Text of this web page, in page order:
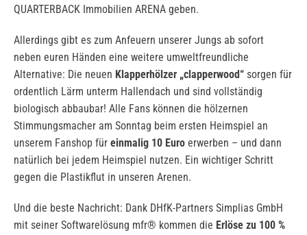
QUARTERBACK Immobilien ARENA geben.
Allerdings gibt es zum Anfeuern unserer Jungs ab sofort
neben euren Händen eine weitere umweltfreundliche
Alternative: Die neuen Klapperhölzer „clapperwood“ sorgen für
ordentlich Lärm unterm Hallendach und sind vollständig
biologisch abbaubar! Alle Fans können die hölzernen
Stimmungsmacher am Sonntag beim ersten Heimspiel an
unserem Fanshop für einmalig 10 Euro erwerben – und dann
natürlich bei jedem Heimspiel nutzen. Ein wichtiger Schritt
gegen die Plastikflut in unseren Arenen.
Und die beste Nachricht: Dank DHfK-Partners Simplias GmbH
mit seiner Softwarelösung mfr® kommen die Erlöse zu 100 %